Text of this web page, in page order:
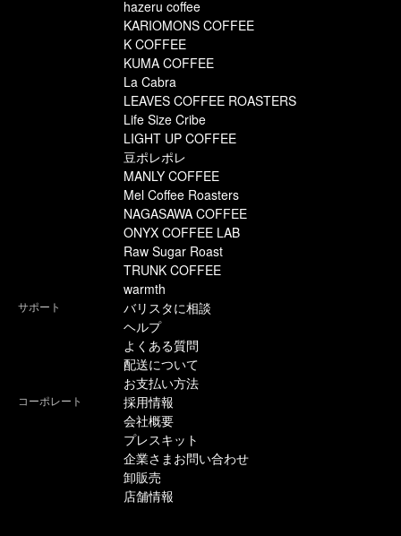
hazeru coffee
KARIOMONS COFFEE
K COFFEE
KUMA COFFEE
La Cabra
LEAVES COFFEE ROASTERS
Life Size Cribe
LIGHT UP COFFEE
豆ポレポレ
MANLY COFFEE
Mel Coffee Roasters
NAGASAWA COFFEE
ONYX COFFEE LAB
Raw Sugar Roast
TRUNK COFFEE
warmth
サポート
バリスタに相談
ヘルプ
よくある質問
配送について
お支払い方法
コーポレート
採用情報
会社概要
プレスキット
企業さまお問い合わせ
卸販売
店舗情報